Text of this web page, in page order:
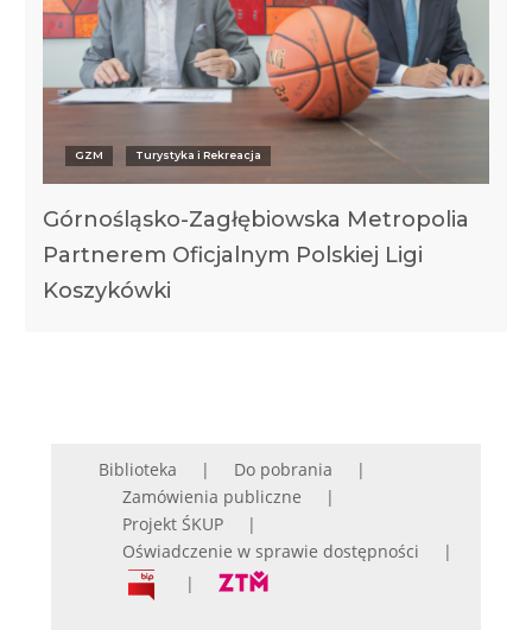
GZM Turystyka i Rekreacja
Górnośląsko-Zagłębiowska Metropolia
Partnerem Oficjalnym Polskiej Ligi
Koszykówki
Biblioteka
Do pobrania
Zamówienia publiczne
Projekt ŚKUP
Oświadczenie w sprawie dostępności